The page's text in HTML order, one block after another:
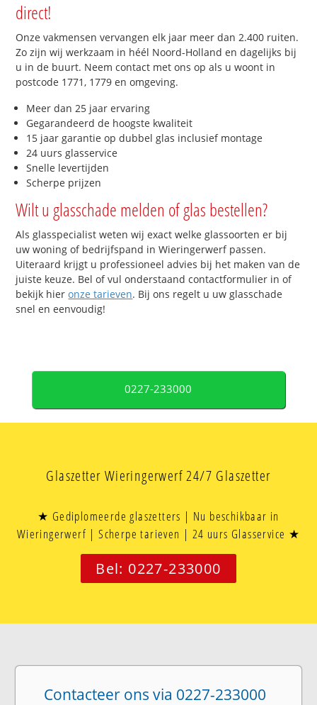
direct!
Onze vakmensen vervangen elk jaar meer dan 2.400 ruiten.
Zo zijn wij werkzaam in héél Noord-Holland en dagelijks bij
u in de buurt. Neem contact met ons op als u woont in
postcode 1771, 1779 en omgeving.
Meer dan 25 jaar ervaring
Gegarandeerd de hoogste kwaliteit
15 jaar garantie op dubbel glas inclusief montage
24 uurs glasservice
Snelle levertijden
Scherpe prijzen
Wilt u glasschade melden of glas bestellen?
Als glasspecialist weten wij exact welke glassoorten er bij
uw woning of bedrijfspand in Wieringerwerf passen.
Uiteraard krijgt u professioneel advies bij het maken van de
juiste keuze. Bel of vul onderstaand contactformulier in of
bekijk hieronze tarieven. Bij ons regelt u uw glasschade
snel en eenvoudig!
0227-233000
Glaszetter Wieringerwerf 24/7 Glaszetter
★ Gediplomeerde glaszetters | Nu beschikbaar in
Wieringerwerf | Scherpe tarieven | 24 uurs Glasservice ★
Bel: 0227-233000
Contacteer ons via 0227-233000